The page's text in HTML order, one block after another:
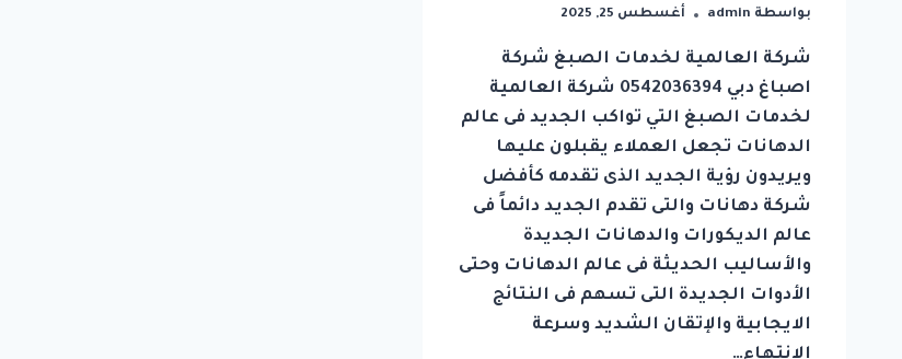
بواسطة admin أغسطس 25, 2025
شركة العالمية لخدمات الصبغ شركة
اصباغ دبي 0542036394 شركة العالمية
لخدمات الصبغ التي تواكب الجديد فى عالم
الدهانات تجعل العملاء يقبلون عليها
ويريدون رؤية الجديد الذى تقدمه كأفضل
شركة دهانات والتى تقدم الجديد دائماً فى
عالم الديكورات والدهانات الجديدة
والأساليب الحديثة فى عالم الدهانات وحتى
الأدوات الجديدة التى تسهم فى النتائج
الايجابية والإتقان الشديد وسرعة